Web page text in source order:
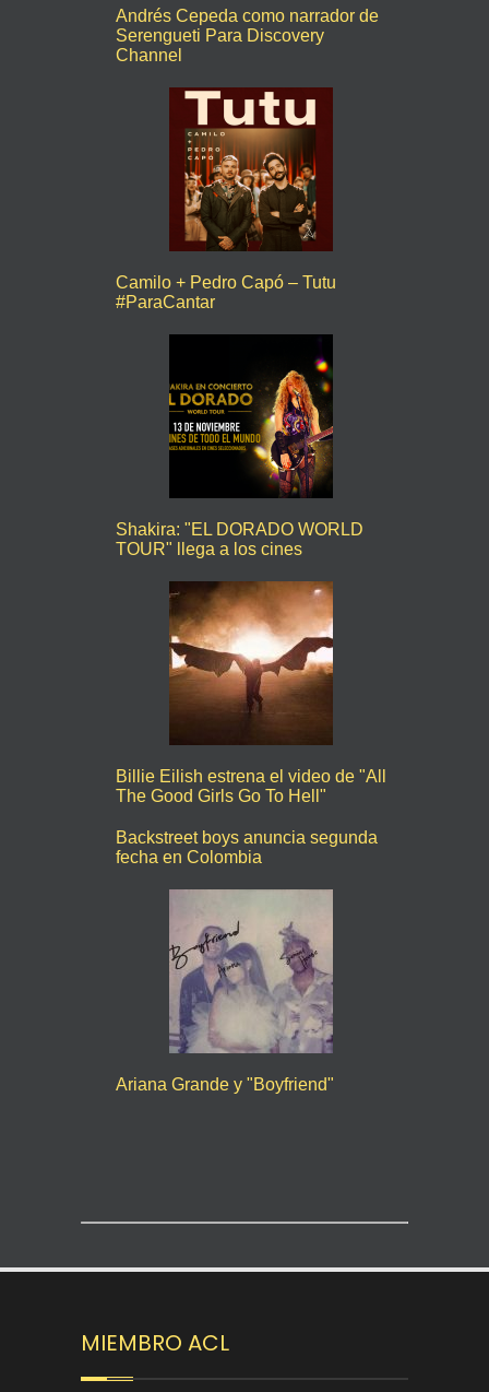
Andrés Cepeda como narrador de
Serengueti Para Discovery
Channel
Camilo + Pedro Capó – Tutu
#ParaCantar
Shakira: "EL DORADO WORLD
TOUR" llega a los cines
Billie Eilish estrena el video de "All
The Good Girls Go To Hell"
Backstreet boys anuncia segunda
fecha en Colombia
Ariana Grande y "Boyfriend"
MIEMBRO ACL